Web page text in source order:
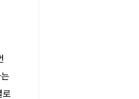
로